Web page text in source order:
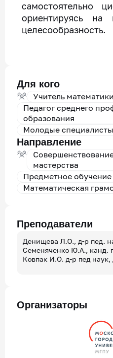
самостоятельно
ориентируясь на
целесообразность.
Для кого
Учитель математики
Педагог среднего
образования
Молодые специалисты
Направление
мастерства
Предметное обучение
Математическая
Преподаватели
Денищева Л.О., д-р пед.
Семеняченко Ю.А., канд.
Ковпак И.О. д-р пед наук,
Организаторы